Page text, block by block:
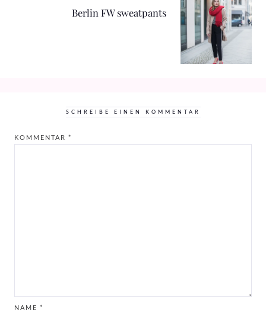
Berlin FW sweatpants
SCHREIBE EINEN KOMMENTAR
KOMMENTAR *
NAME *